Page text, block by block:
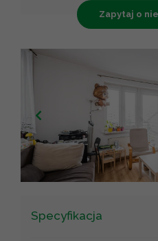
Zapytaj o
Specyfikacja